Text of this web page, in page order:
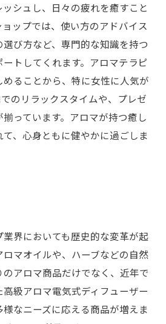
シュし、日々の疲れを癒すこと
ップでは、使い方のアドバイス
び方など、専門的な知識を持つ
トしてくれます。アロマテラピ
ることから、特に女性に人気が
のリラックスタイムや、プレゼ
っています。アロマが持つ癒し
、心身ともに健やかに過ごしま
界においても歴史的な変革が起
ロマオイルや、ハーブなどの自然
アロマ商品だけでなく、近年で
級アロマ電気式ディフューザー
なニーズに応える商品が増えま